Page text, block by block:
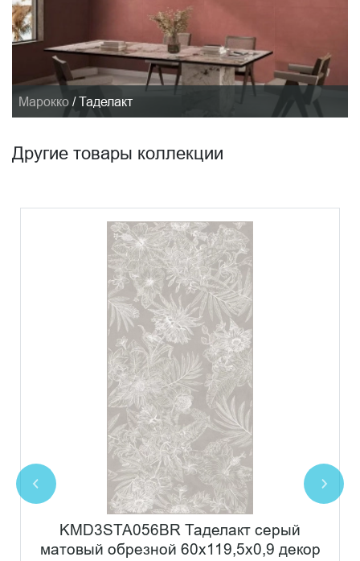
Марокко / Таделакт
Другие товары коллекции
KMD3STA056BR Таделакт серый
матовый обрезной 60x119,5x0,9 декор